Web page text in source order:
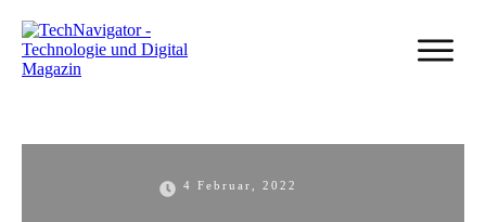
4 Februar, 2022